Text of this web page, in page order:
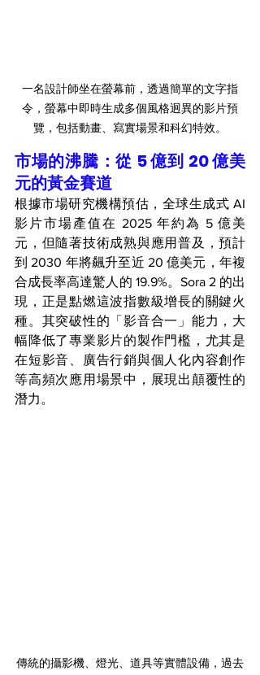
一名設計師坐在螢幕前，透過簡單的文字指
令，螢幕中即時生成多個風格迥異的影片預
覽，包括動畫、寫實場景和科幻特效。
市場的沸騰：從 5 億到 20 億美
元的黃金賽道
根據市場研究機構預估，全球生成式 AI
影片市場產值在 2025 年約為 5 億美
元，但隨著技術成熟與應用普及，預計
到 2030 年將飆升至近 20 億美元，年複
合成長率高達驚人的 19.9%。Sora 2 的出
現，正是點燃這波指數級增長的關鍵火
種。其突破性的「影音合一」能力，大
幅降低了專業影片的製作門檻，尤其是
在短影音、廣告行銷與個人化內容創作
等高頻次應用場景中，展現出顛覆性的
潛力。
傳統的攝影機、燈光、道具等實體設備，過去